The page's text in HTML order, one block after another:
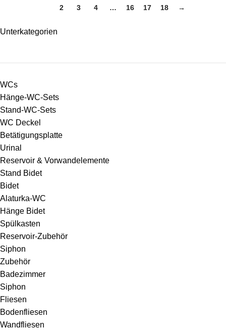
Unterkategorien
WCs
Hänge-WC-Sets
Stand-WC-Sets
WC Deckel
Betätigungsplatte
Urinal
Reservoir & Vorwandelemente
Stand Bidet
Bidet
Alaturka-WC
Hänge Bidet
Spülkasten
Reservoir-Zubehör
Siphon
Zubehör
Badezimmer
Siphon
Fliesen
Bodenfliesen
Wandfliesen
2 3 4 … 16 17 18 →